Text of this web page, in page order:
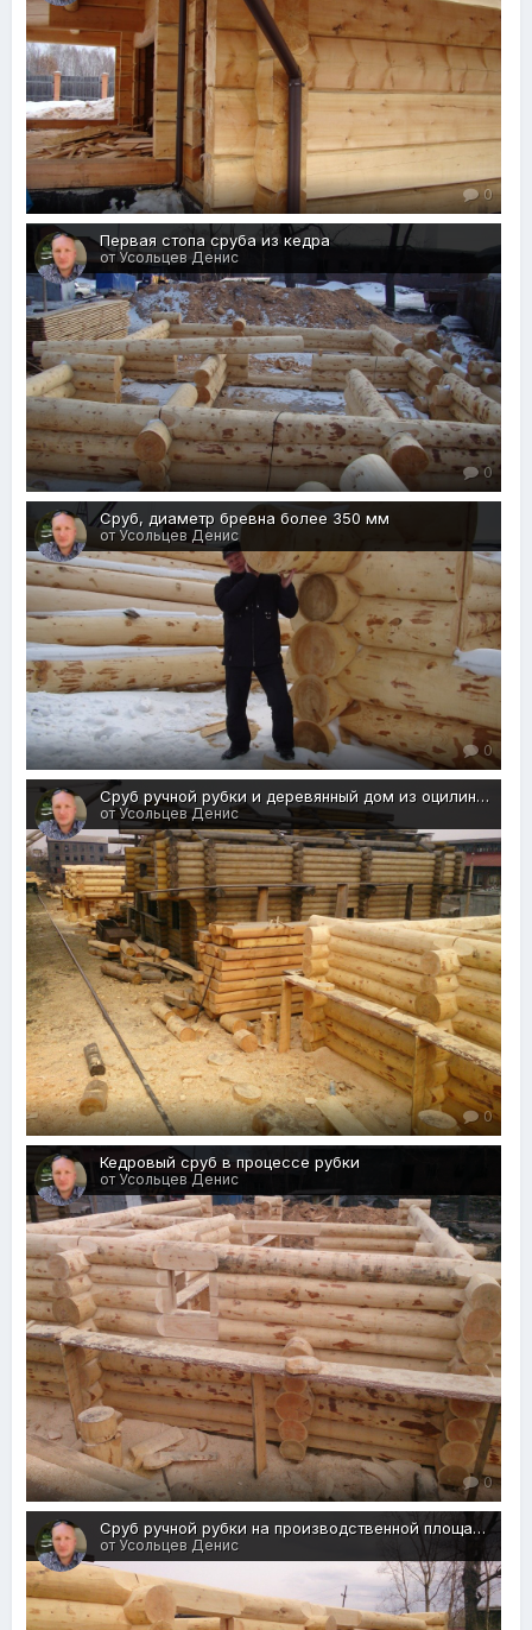
0
Первая стопа сруба из кедра
от Усольцев Денис
0
Сруб, диаметр бревна более 350 мм
от Усольцев Денис
0
Сруб ручной рубки и деревянный дом из оцилиндрованного бревна кедра
от Усольцев Денис
0
Кедровый сруб в процессе рубки
от Усольцев Денис
0
Сруб ручной рубки на производственной площадке
от Усольцев Денис